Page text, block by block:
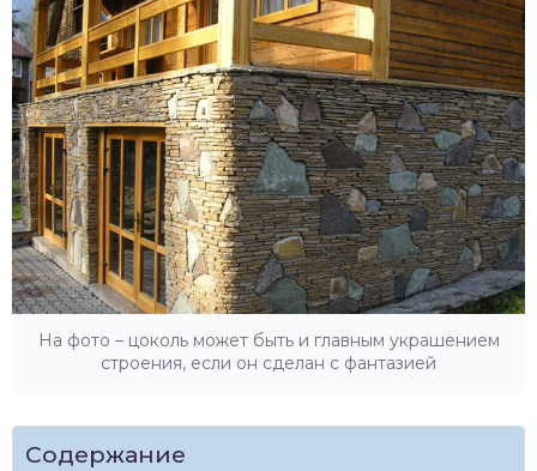
На фото – цоколь может быть и главным украшением
строения, если он сделан с фантазией
Содержание